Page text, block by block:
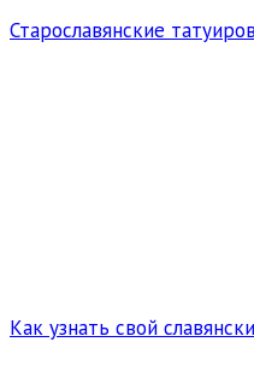
Старославянские
Как узнать свой